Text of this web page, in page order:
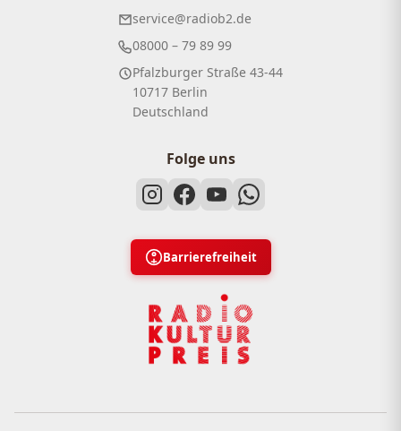
service@radiob2.de
08000 – 79 89 99
Pfalzburger Straße 43-44
10717 Berlin
Deutschland
Folge uns
Barrierefreiheit